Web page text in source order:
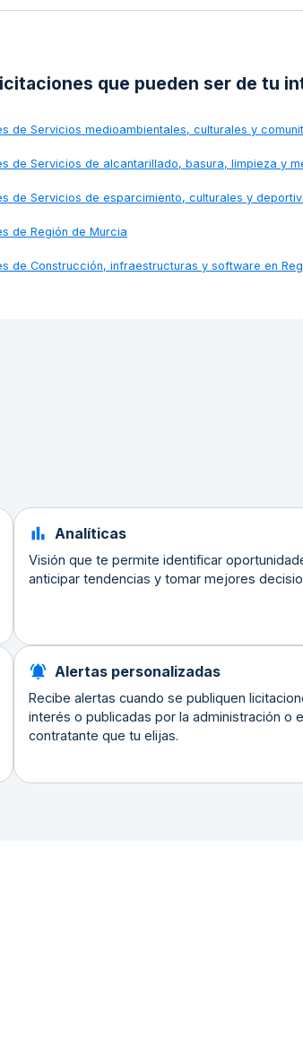
que pueden ser de tu
de Servicios medioambientales, culturales y
de Servicios de alcantarillado, basura, limpieza y
de Servicios de esparcimiento, culturales y
de Región de Murcia
de Construcción, infraestructuras y software en
Analíticas
Visión que te permite identificar
anticipar tendencias y tomar mejores
Alertas personalizadas
Recibe alertas cuando se publiquen
interés o publicadas por la administración o
contratante que tu elijas.